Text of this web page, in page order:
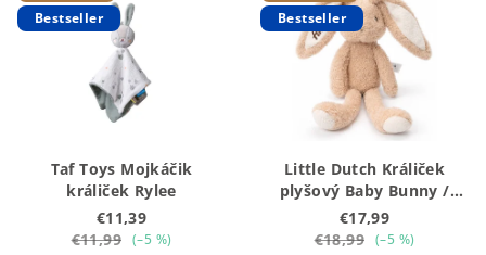
Bestseller
Taf Toys Mojkáčik
králiček Rylee
€11,39
€11,99 (–5 %)
Bestseller
Little Dutch Králiček
plyšový Baby Bunny /
Newborn Naturals 32 cm
€17,99
€18,99 (–5 %)